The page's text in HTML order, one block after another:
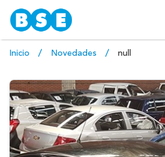
Inicio Novedades null